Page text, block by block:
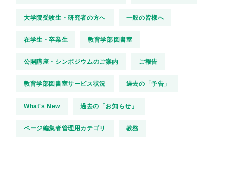
大学院受験生・研究者の方へ 一般の皆様へ
在学生・卒業生 教育学部図書室
公開講座・シンポジウムのご案内 ご報告
教育学部図書室サービス状況 過去の「予告」
What's New 過去の「お知らせ」
ページ編集者管理用カテゴリ 教務